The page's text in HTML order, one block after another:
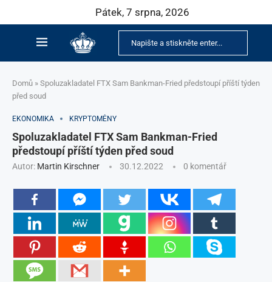
Pátek, 7 srpna, 2026
Domů » Spoluzakladatel FTX Sam Bankman-Fried předstoupí příští týden
před soud
EKONOMIKA KRYPTOMĚNY
Spoluzakladatel FTX Sam Bankman-Fried
předstoupí příští týden před soud
Autor: Martin Kirschner 30.12.2022 0 komentář